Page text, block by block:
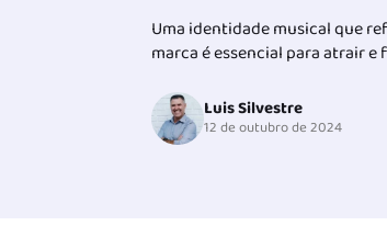
Uma identidade musical que
marca é essencial para atrair
Luis Silvestre
12 de outubro de 2024